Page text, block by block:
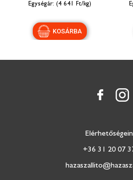
(4 641 Ft/kg)
+36 31 20 07